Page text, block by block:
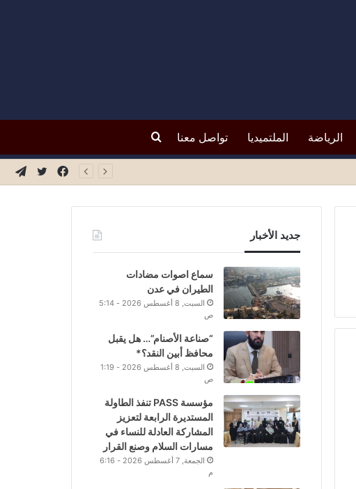
الرياضة الملتميديا تواصل معنا بحث
تويتر
فيسبوك
جديد الأخبار
سماع اصوات مضادات
الطيران في عدن
السبت, 8 أغسطس 2026 - 5:14
ص
“صناعة الأصنام”… هل يقبل
محافظ أبين النقد؟*
السبت, 8 أغسطس 2026 - 1:19
ص
مؤسسة PASS تنفذ الطاولة
المستديرة الرابعة لتعزيز
المشاركة العادلة للنساء في
مسارات السلام وصنع القرار
الجمعة, 7 أغسطس 2026 - 6:16
م